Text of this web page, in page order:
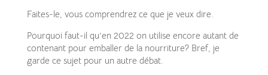
Faites-le, vous comprendrez ce que je veux dire.
Pourquoi faut-il qu’en 2022 on utilise encore autant de
contenant pour emballer de la nourriture? Bref, je
garde ce sujet pour un autre débat.